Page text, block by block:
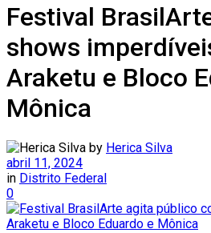
Festival
shows
Araketu e Bloco
Mônica
by Herica Silva
abril 11, 2024
in Distrito Federal
0